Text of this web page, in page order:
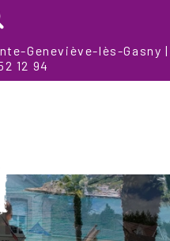
Geneviève-lès-Gasny |
12 94